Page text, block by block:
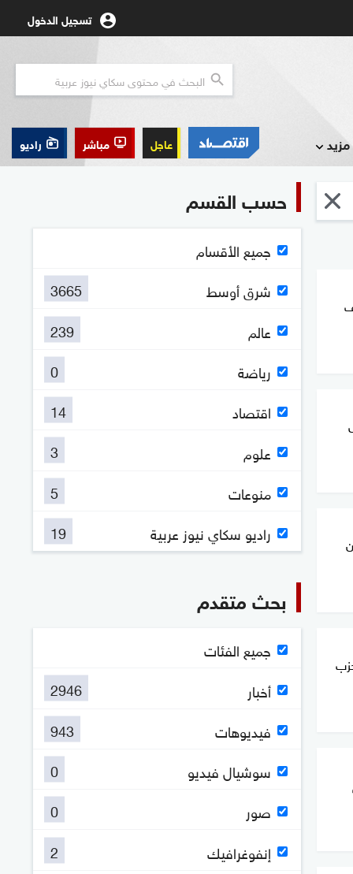
تسجيل الدخول
مزيد عاجل مباشر راديو
حسب القسم
جميع الأقسام
شرق أوسط
3665
عالم
239
رياضة
0
اقتصاد
14
علوم
3
منوعات
5
راديو سكاي نيوز عربية
19
بحث متقدم
جميع الفئات
أخبار
2946
فيديوهات
943
سوشيال فيديو
0
صور
0
إنفوغرافيك
2